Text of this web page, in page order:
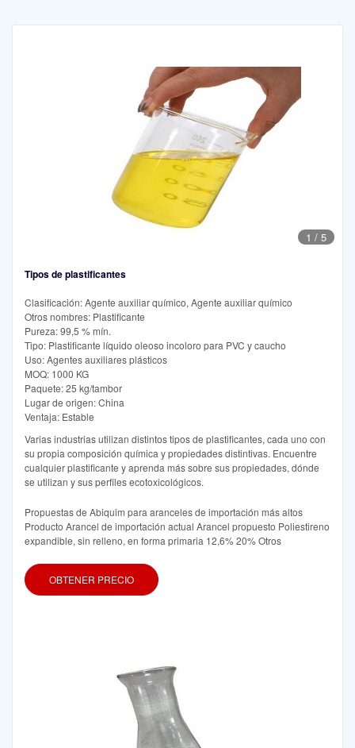
1 / 5
Tipos de plastificantes
Clasificación: Agente auxiliar químico, Agente auxiliar químico
Otros nombres: Plastificante
Pureza: 99,5 % mín.
Tipo: Plastificante líquido oleoso incoloro para PVC y caucho
Uso: Agentes auxiliares plásticos
MOQ: 1000 KG
Paquete: 25 kg/tambor
Lugar de origen: China
Ventaja: Estable
Varias industrias utilizan distintos tipos de plastificantes, cada uno con
su propia composición química y propiedades distintivas. Encuentre
cualquier plastificante y aprenda más sobre sus propiedades, dónde
se utilizan y sus perfiles ecotoxicológicos.
Propuestas de Abiquim para aranceles de importación más altos
Producto Arancel de importación actual Arancel propuesto Poliestireno
expandible, sin relleno, en forma primaria 12,6% 20% Otros
OBTENER PRECIO